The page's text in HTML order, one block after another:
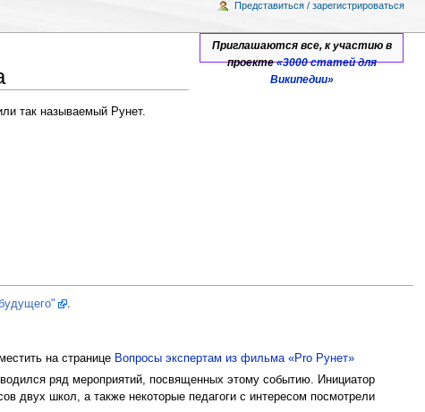
Приглашаются все, к участию в
проекте«3000 статей для
Википедии»
так называемый Рунет.
.
на странице Вопросы экспертам из фильма «Pro Рунет»
ряд мероприятий, посвященных этому событию. Инициатор
двух школ, а также некоторые педагоги с интересом посмотрели
Представиться / зарегистрироваться